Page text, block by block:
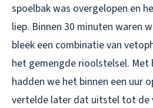
spoelbak was overgelopen en
liep. Binnen 30 minuten waren
bleek een combinatie van
het gemengde rioolstelsel.
hadden we het binnen een uur
vertelde later dat uitstel tot de